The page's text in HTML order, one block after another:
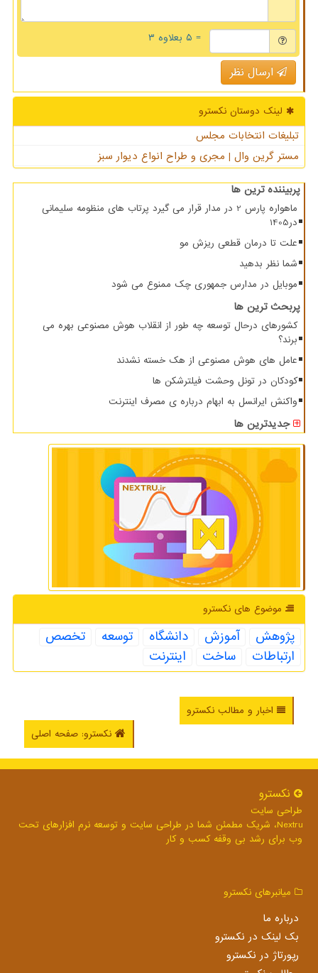
= ۵ بعلاوه ۳
ارسال نظر
لینک دوستان نكسترو
تبلیغات انتخابات مجلس
مستر گرین وال | مجری و طراح انواع دیوار سبز
پربیننده ترین ها
ماهواره پارس 2 در مدار قرار می گیرد پرتاب های منظومه سلیمانی
در1405
علت تا درمان قطعی ریزش مو
شما نظر بدهید
موبایل در مدارس جمهوری چک ممنوع می شود
پربحث ترین ها
کشورهای درحال توسعه چه طور از انقلاب هوش مصنوعی بهره می
برند؟
عامل های هوش مصنوعی از هک خسته نشدند
کودکان در تونل وحشت فیلترشکن ها
واکنش ایرانسل به ابهام درباره ی مصرف اینترنت
جدیدترین ها
موضوع های نكسترو
پژوهش آموزش دانشگاه توسعه
تخصص
ارتباطات
ساخت اینترنت
اخبار و مطالب نکسترو
نکسترو: صفحه اصلی
نكسترو
طراحی سایت
Nextru، شریک مطمئن شما در طراحی سایت و توسعه نرم افزارهای تحت
وب برای رشد بی وقفه کسب و کار
میانبرهای نكسترو
درباره ما
بک لینک در نكسترو
رپورتاژ در نكسترو